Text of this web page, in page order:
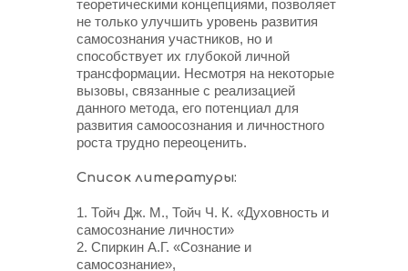
теоретическими концепциями, позволяет
не только улучшить уровень развития
самосознания участников, но и
способствует их глубокой личной
трансформации. Несмотря на некоторые
вызовы, связанные с реализацией
данного метода, его потенциал для
развития самоосознания и личностного
роста трудно переоценить.
Список литературы:
1. Тойч Дж. М., Тойч Ч. К. «Духовность и
самосознание личности»
2. Спиркин А.Г. «Сознание и
самосознание»,